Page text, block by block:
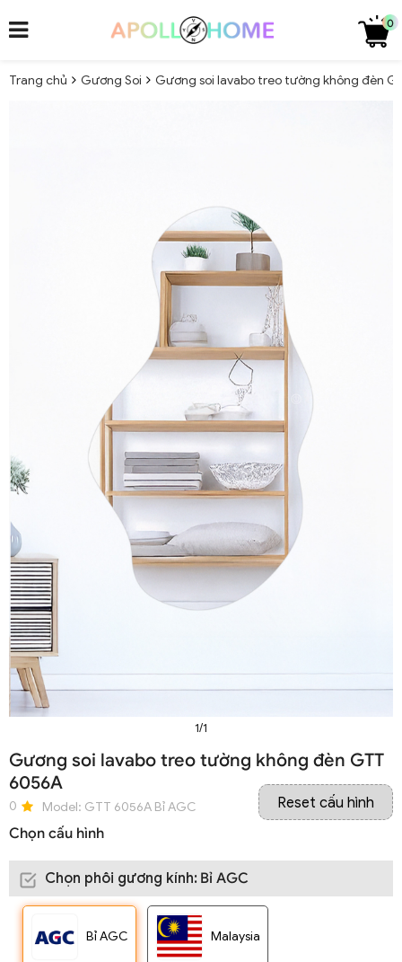
0
Trang chủ Gương Soi Gương soi lavabo treo tường không đèn
1/1
Gương soi lavabo treo tường không đèn GTT
6056A
0 Model: GTT 6056A Bỉ AGC
Chọn cấu hình
Reset cấu hình
Chọn phôi gương kính: Bỉ AGC
Bỉ AGC Malaysia